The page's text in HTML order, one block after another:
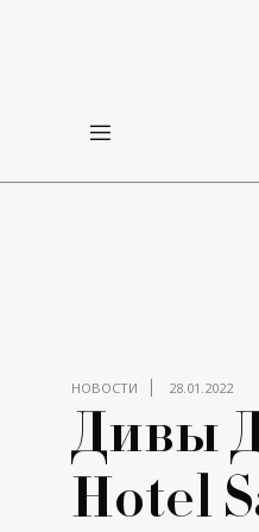
НОВОСТИ 28.01.2022
Дивы
Hotel